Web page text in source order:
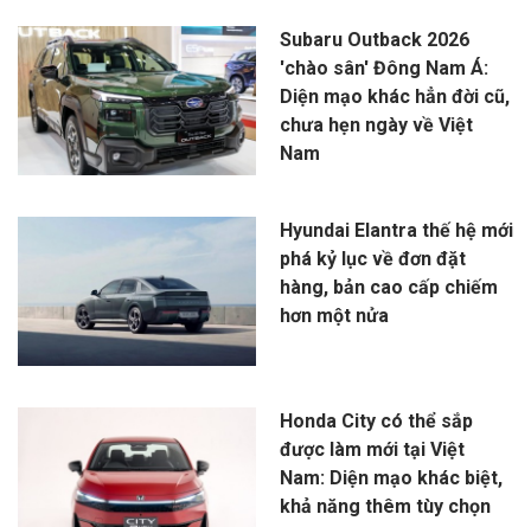
Subaru Outback 2026
'chào sân' Đông Nam Á:
Diện mạo khác hẳn đời cũ,
chưa hẹn ngày về Việt
Nam
Hyundai Elantra thế hệ mới
phá kỷ lục về đơn đặt
hàng, bản cao cấp chiếm
hơn một nửa
Honda City có thể sắp
được làm mới tại Việt
Nam: Diện mạo khác biệt,
khả năng thêm tùy chọn